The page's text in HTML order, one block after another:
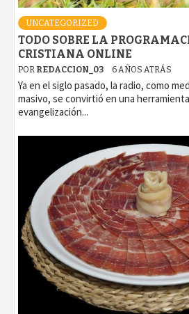
UNCATEGORIZED
TODO SOBRE LA
CRISTIANA ONLINE
POR REDACCION_03 6 AÑOS ATRÁS
Ya en el siglo pasado, la radio, como
masivo, se convirtió en una
evangelización...